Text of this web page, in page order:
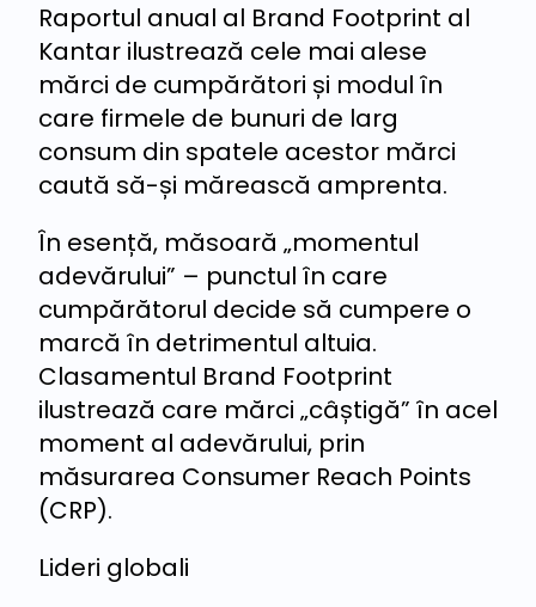
Raportul anual al Brand Footprint al
Kantar ilustrează cele mai alese
mărci de cumpărători și modul în
care firmele de bunuri de larg
consum din spatele acestor mărci
caută să-și mărească amprenta.
În esență, măsoară „momentul
adevărului” – punctul în care
cumpărătorul decide să cumpere o
marcă în detrimentul altuia.
Clasamentul Brand Footprint
ilustrează care mărci „câștigă” în acel
moment al adevărului, prin
măsurarea Consumer Reach Points
(CRP).
Lideri globali